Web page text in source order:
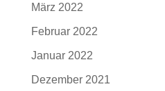
März 2022
Februar 2022
Januar 2022
Dezember 2021